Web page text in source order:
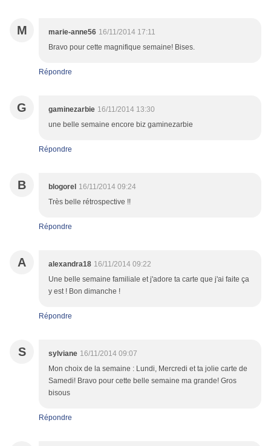
M marie-anne56 16/11/2014 17:11
Bravo pour cette magnifique semaine! Bises.
Répondre
G gaminezarbie 16/11/2014 13:30
une belle semaine encore biz gaminezarbie
Répondre
B blogorel 16/11/2014 09:24
Très belle rétrospective !!
Répondre
A alexandra18 16/11/2014 09:22
Une belle semaine familiale et j'adore ta carte que j'ai faite ça
y est ! Bon dimanche !
Répondre
S sylviane 16/11/2014 09:07
Mon choix de la semaine : Lundi, Mercredi et ta jolie carte de
Samedi! Bravo pour cette belle semaine ma grande! Gros
bisous
Répondre